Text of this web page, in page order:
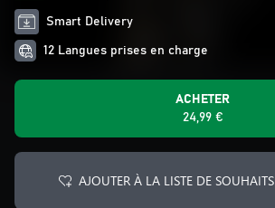
Smart Delivery
12 Langues prises en charge
ACHETER
24,99 €
AJOUTER À LA LISTE DE SOUHAITS